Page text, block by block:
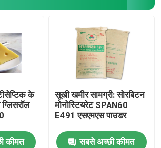
के
कीमत
सूखी खमीर सामग्री: सोरबिटन
मोनोस्टियरेट SPAN60
E491 एसएमएस पाउडर
सबसे अच्छी कीमत